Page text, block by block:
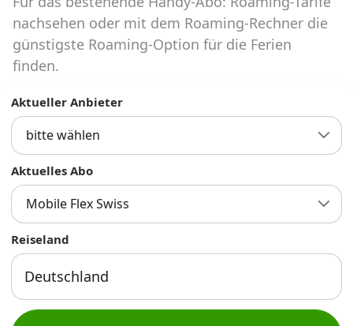
Abos für Tablets, Hotspots und Smart
Watches
Infos
Alle Anbieter
Mobilfunknetz Schweiz
Handy-Abo-Aktionen
Handy-Abo kündigen oder
nachsehen oder mit dem Roaming-Rechner die
günstigste Roaming-Option für die Ferien
finden.
Aktueller Anbieter
bitte wählen
Aktuelles Abo
Mobile Flex Swiss
Reiseland